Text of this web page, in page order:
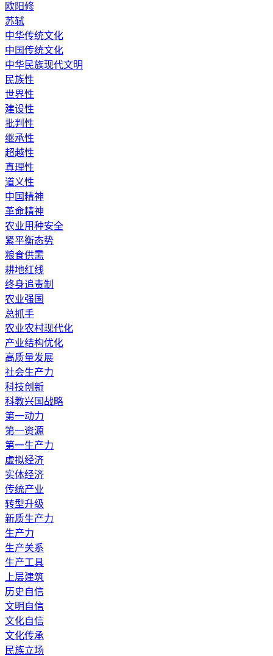
欧阳修
苏轼
中华传统文化
中国传统文化
中华民族现代文明
民族性
世界性
建设性
批判性
继承性
超越性
真理性
道义性
中国精神
革命精神
农业用种安全
紧平衡态势
粮食供需
耕地红线
终身追责制
农业强国
总抓手
农业农村现代化
产业结构优化
高质量发展
社会生产力
科技创新
科教兴国战略
第一动力
第一资源
第一生产力
虚拟经济
实体经济
传统产业
转型升级
新质生产力
生产力
生产关系
生产工具
上层建筑
历史自信
文明自信
文化自信
文化传承
民族立场